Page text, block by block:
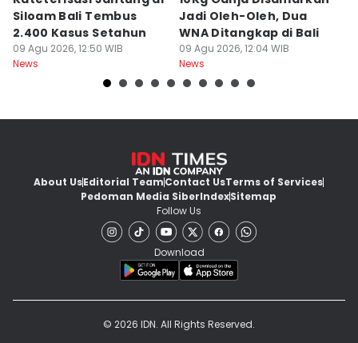
Siloam Bali Tembus
2.400 Kasus Setahun
09 Agu 2026, 12:50 WIB
News
Jadi Oleh-Oleh, Dua
WNA Ditangkap di Bali
09 Agu 2026, 12:04 WIB
News
About UsEditorial TeamContact UsTerms of Services
Pedoman Media SiberIndexSitemap
Follow Us
Download
© 2026 IDN. All Rights Reserved.